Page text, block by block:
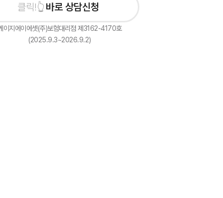
바로 상담신청하기
이지에이에셋(주)보험대리점 제3162-4170호
(2025.9.3~2026.9.2)